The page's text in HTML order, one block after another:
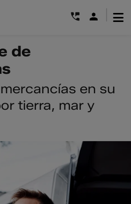
de
en su
tierra, mar y